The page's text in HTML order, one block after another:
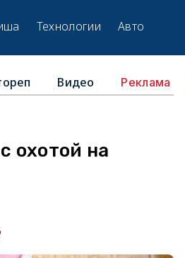
Технологии Авто
Видео Реклама
охотой на